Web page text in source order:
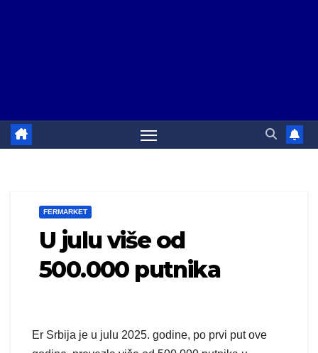
FERMARKET
U julu više od
500.000 putnika
Er Srbija je u julu 2025. godine, po prvi put ove